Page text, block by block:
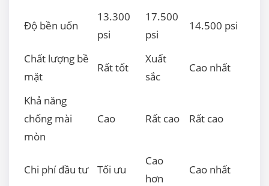
Độ bền uốn
13.300
psi
17.500
psi
14.500 psi
Chất lượng bề
mặt
Rất tốt
Xuất
sắc
Cao nhất
Khả năng
chống mài
mòn
Cao Rất cao Rất cao
Chi phí đầu tư Tối ưu
Cao
hơn
Cao nhất